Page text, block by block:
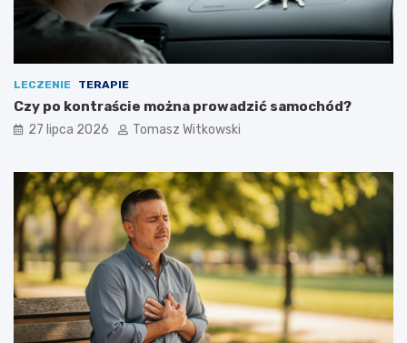
LECZENIE TERAPIE
Czy po kontraście można prowadzić samochód?
27 lipca 2026 Tomasz Witkowski